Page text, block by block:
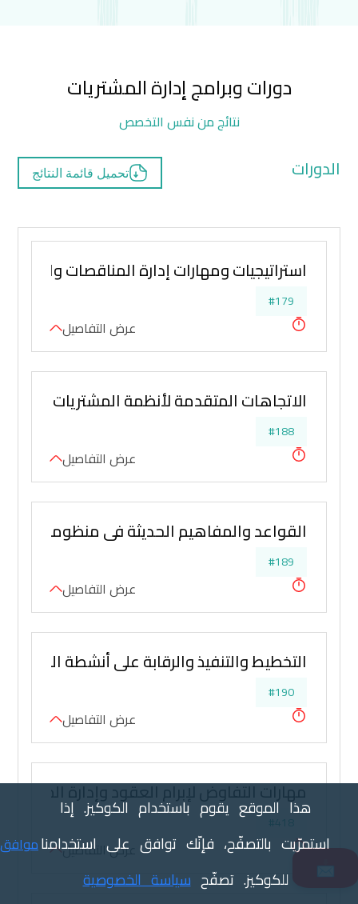
دورات وبرامج إدارة المشتريات
نتائج من نفس التخصص
الدورات تحميل قائمة النتائج
استراتيجيات ومهارات إدارة المناقصات
#179
عرض التفاصيل
الاتجاهات المتقدمة لأنظمة المشتريات
#188
عرض التفاصيل
القواعد والمفاهيم الحديثة في منظومة
#189
عرض التفاصيل
التخطيط والتنفيذ والرقابة على أنشطة المخازن
#190
عرض التفاصيل
مهارات التفاوض لإبرام العقود وإدارة
عرض التفاصيل
هذا الموقع يقوم باستخدام الكوكيز. إذا
استمرّيت بالتصفّح، فإنّك توافق على استخدامنا
للكوكيز. تصفّحسياسة الخصوصية
موافق